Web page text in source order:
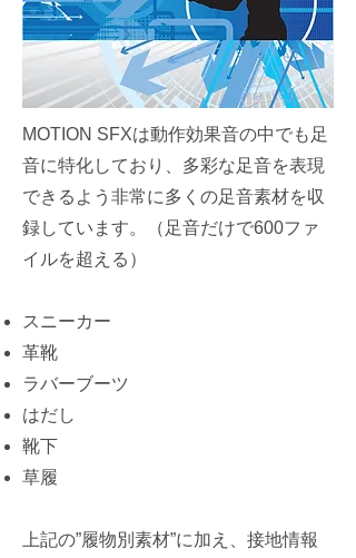
MOTION SFXは動作効果音の中でも足
音に特化しており、多彩な足音を表現
できるよう非常に多くの足音素材を収
録しています。（足音だけで600ファ
イルを超える）
スニーカー
革靴
ラバーブーツ
はだし
靴下
草履
上記の”履物別素材”に加え、接地情報